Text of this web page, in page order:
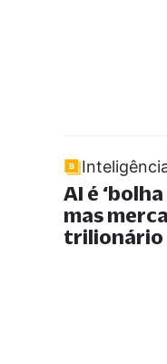
AI é
mas
trilionário